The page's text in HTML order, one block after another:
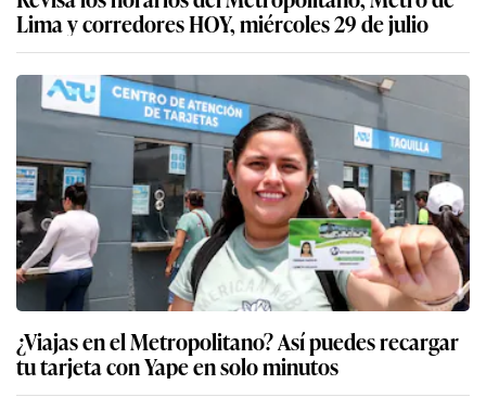
Lima y corredores HOY, miércoles 29 de julio
¿Viajas en el Metropolitano? Así puedes recargar
tu tarjeta con Yape en solo minutos